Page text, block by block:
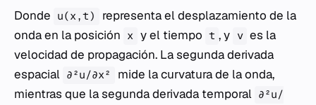
Donde u(x,t)
representa el desplazamiento de la
onda en la posición x y el tiempo t , y v es la
velocidad de propagación. La segunda derivada
espacial ∂²u/∂x²
mide la curvatura de la onda,
mientras que la segunda derivada temporal ∂²u/